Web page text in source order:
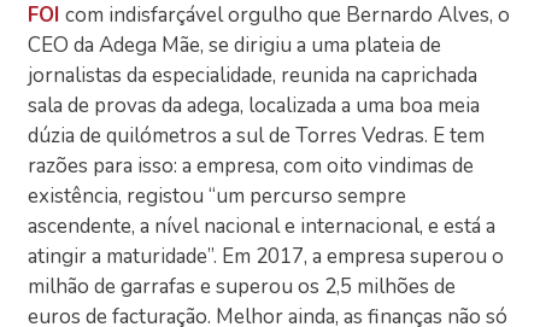
FOIcom indisfarçável orgulho que Bernardo Alves, o
CEO da Adega Mãe, se dirigiu a uma plateia de
jornalistas da especialidade, reunida na caprichada
sala de provas da adega, localizada a uma boa meia
dúzia de quilómetros a sul de Torres Vedras. E tem
razões para isso: a empresa, com oito vindimas de
existência, registou “um percurso sempre
ascendente, a nível nacional e internacional, e está a
atingir a maturidade”. Em 2017, a empresa superou o
milhão de garrafas e superou os 2,5 milhões de
euros de facturação. Melhor ainda, as finanças não só